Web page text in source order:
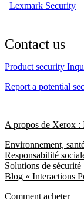
Lexmark Security
Contact us
Product security
Report a potential
A propos de Xerox :
Environnement,
Responsabilité
Solutions de sécurité
Blog « Interactions
Comment acheter